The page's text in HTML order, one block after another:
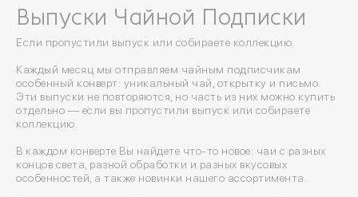
Выпуски Чайной Подписки
Если пропустили выпуск или собираете коллекцию.
Каждый месяц мы отправляем чайным подписчикам
особенный конверт: уникальный чай, открытку и письмо.
Эти выпуски не повторяются, но часть из них можно купить
отдельно — если вы пропустили выпуск или собираете
коллекцию.
В каждом конверте Вы найдете что-то новое: чаи с разных
концов света, разной обработки и разных вкусовых
особенностей, а также новинки нашего ассортимента.